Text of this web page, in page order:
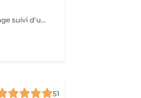
Sublimez votre corps avec l'association d'un gommage suivi d'un enveloppement envoûtant.
51